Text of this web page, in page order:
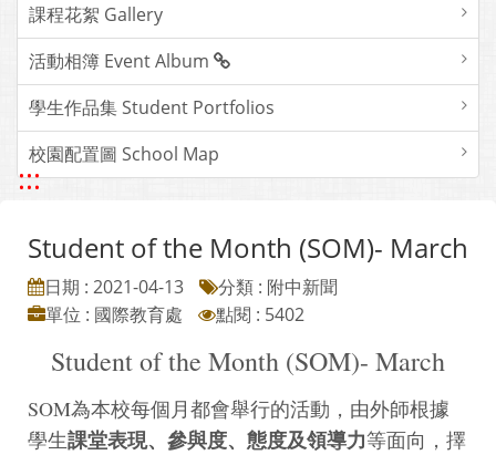
課程花絮 Gallery
活動相簿 Event Album
學生作品集 Student Portfolios
校園配置圖 School Map
:::
Student of the Month (SOM)- March
日期 : 2021-04-13
分類 : 附中新聞
單位 : 國際教育處
點閱 : 5402
Student of the Month (SOM)- March
SOM為本校每個月都會舉行的活動，由外師根據
學生課堂表現、參與度、態度及領導力等面向，擇